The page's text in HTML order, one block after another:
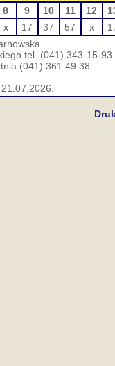
8 9 10 11 12
x 17 37 57 x
tel. (041) 343-15-
(041) 361 49 38